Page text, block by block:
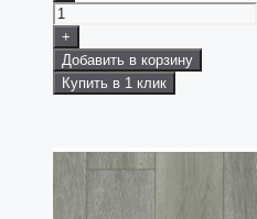
+
Добавить в корзину
Купить в 1 клик